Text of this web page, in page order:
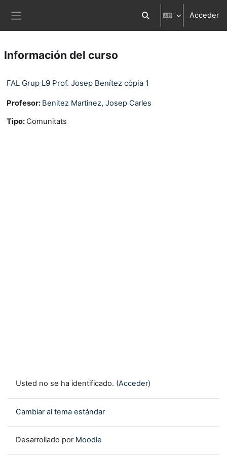
Selector de búsqueda
Acceder
Información del curso
FAL Grup L9 Prof. Josep Benítez còpia 1
Profesor: Benitez Martinez, Josep Carles
Tipo: Comunitats
Usted no se ha identificado. (Acceder)
Cambiar al tema estándar
Desarrollado por Moodle